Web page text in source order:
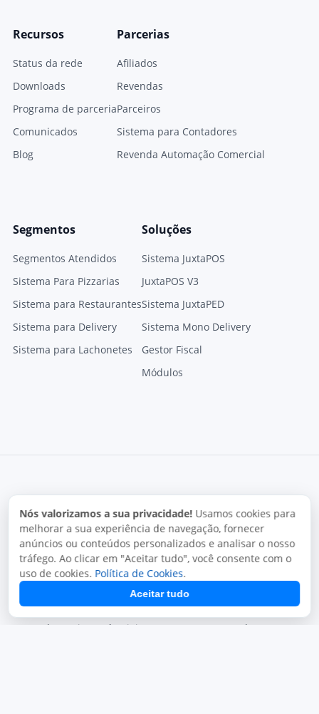
Recursos
Status da rede
Downloads
Programa de parceria
Comunicados
Blog
Parcerias
Afiliados
Revendas
Parceiros
Sistema para Contadores
Revenda Automação Comercial
Segmentos
Segmentos Atendidos
Sistema Para Pizzarias
Sistema para Restaurantes
Sistema para Delivery
Sistema para Lachonetes
Soluções
Sistema JuxtaPOS
JuxtaPOS V3
Sistema JuxtaPED
Sistema Mono Delivery
Gestor Fiscal
Módulos
Nós valorizamos a sua privacidade! Usamos cookies para
melhorar a sua experiência de navegação, fornecer
anúncios ou conteúdos personalizados e analisar o nosso
tráfego. Ao clicar em "Aceitar tudo", você consente com o
uso de cookies. Política de Cookies.
Aceitar tudo
Termos de uso Política de privacidade
Uso aceitável
Direitos autorais
Copyright © 2026, Juxta Sistemas. Todos os direitos
reservados.
O uso deste site está sujeito aos nossos termos de uso.